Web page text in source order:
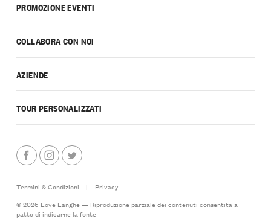
PROMOZIONE EVENTI
COLLABORA CON NOI
AZIENDE
TOUR PERSONALIZZATI
Termini & Condizioni |
Privacy
© 2026 Love Langhe — Riproduzione parziale dei contenuti consentita a
patto di indicarne la fonte